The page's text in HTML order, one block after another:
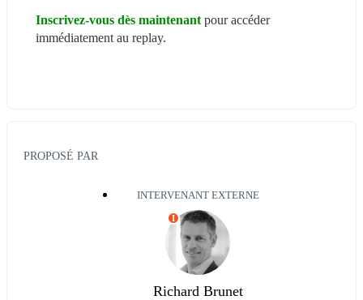
Inscrivez-vous dès maintenant pour accéder
immédiatement au replay.
PROPOSÉ PAR
INTERVENANT EXTERNE
I
Richard Brunet